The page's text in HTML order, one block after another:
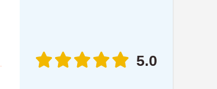
5.0